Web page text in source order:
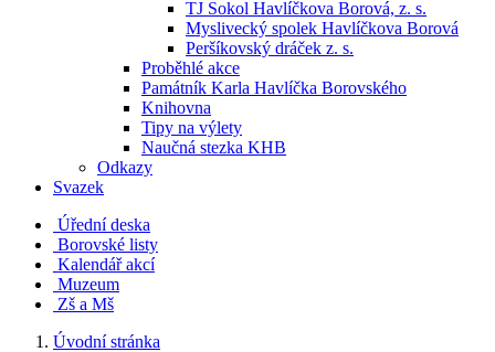
TJ Sokol Havlíčkova Borová, z. s.
Myslivecký spolek Havlíčkova Borová
Peršíkovský dráček z. s.
Proběhlé akce
Památník Karla Havlíčka Borovského
Knihovna
Tipy na výlety
Naučná stezka KHB
Odkazy
Svazek
Úřední deska
Borovské listy
Kalendář akcí
Muzeum
Zš a Mš
Úvodní stránka